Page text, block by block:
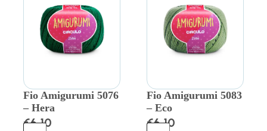
Fio Amigurumi 5076
– Hera
€6.10
Fio Amigurumi 5083
– Eco
€6.10